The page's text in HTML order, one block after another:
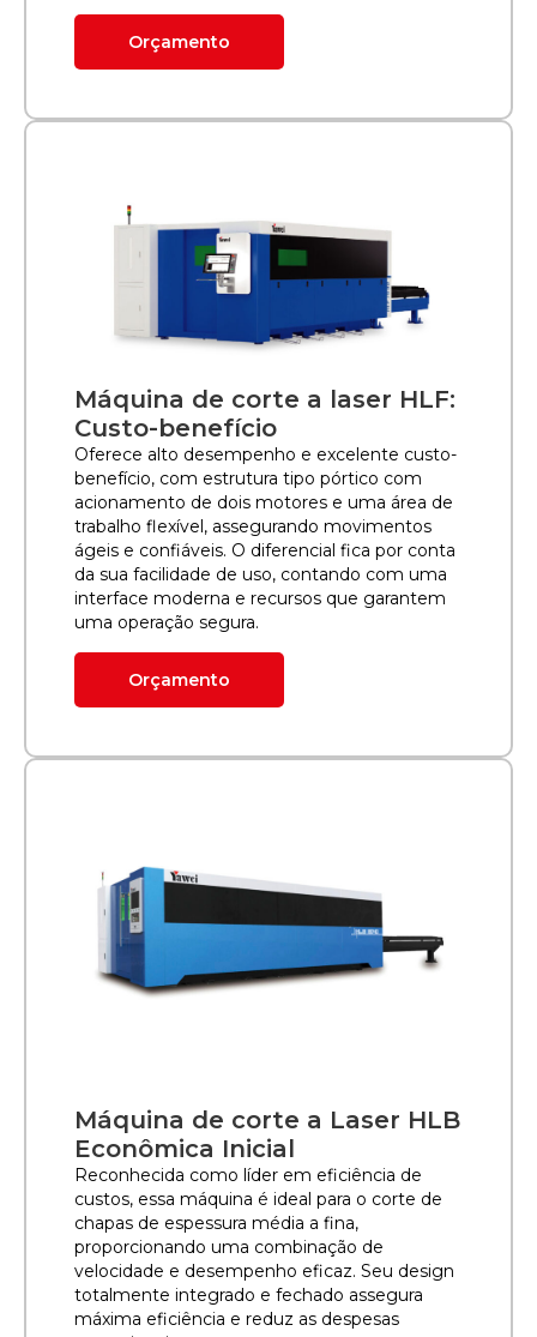
Orçamento
Máquina de corte a laser HLF:
Custo-benefício
Oferece alto desempenho e excelente custo-
benefício, com estrutura tipo pórtico com
acionamento de dois motores e uma área de
trabalho flexível, assegurando movimentos
ágeis e confiáveis. O diferencial fica por conta
da sua facilidade de uso, contando com uma
interface moderna e recursos que garantem
uma operação segura.
Orçamento
Máquina de corte a Laser HLB
Econômica Inicial
Reconhecida como líder em eficiência de
custos, essa máquina é ideal para o corte de
chapas de espessura média a fina,
proporcionando uma combinação de
velocidade e desempenho eficaz. Seu design
totalmente integrado e fechado assegura
máxima eficiência e reduz as despesas